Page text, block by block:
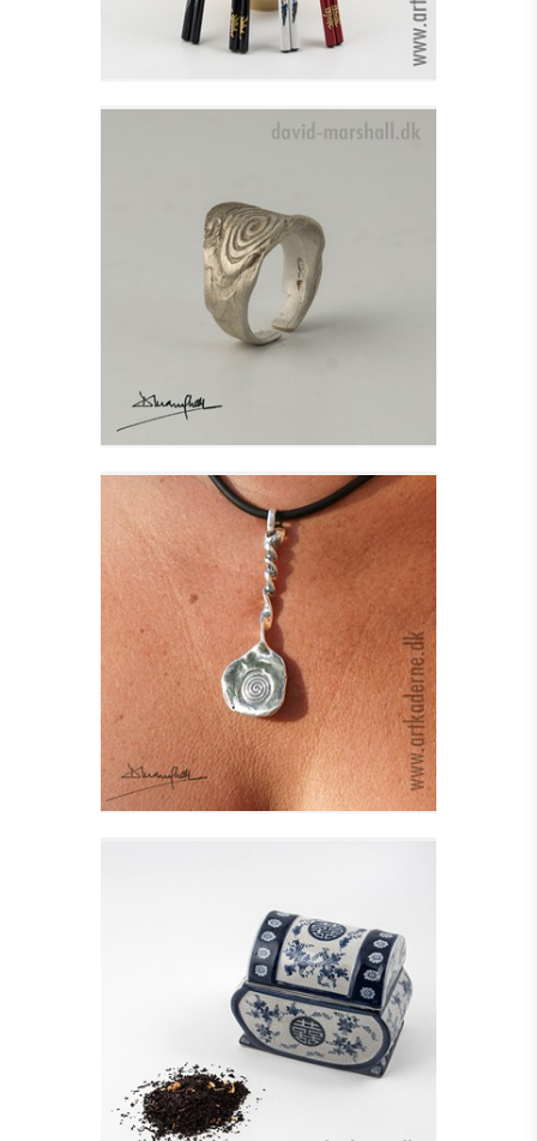
IONA FINGERRING I
SØLV
Se detajler
TAIN HALSSMYKKE I
SØLV
Se detajler
KISTEFORMET KRUKKE
MED LÅG
Se detajler